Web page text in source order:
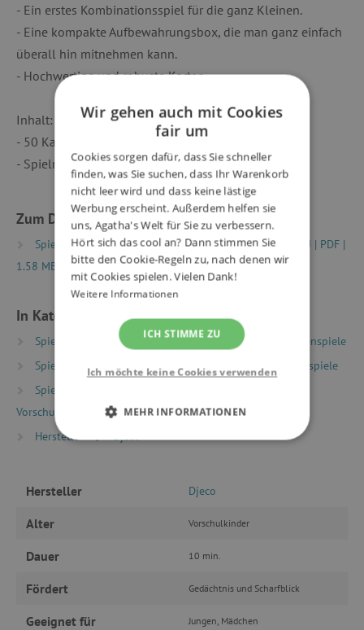
- Ein erstes Kombinationsspiel für die ganz Kleinen.
- Eine kompakte Aufbewahrungsbox, die man ganz einfach
überall hin mitnehmen kann.
- Hochwertige und robuste Karten.
Inhalt:
- 50 Karten
- Spielregeln in 10 Sprachen
Zum Download
Spielregeln|Game rules FR-EN-DE-ES-IT-PT-NL-SV-DA-RU | PDF |
1.58 MB
In Kategorien eingeteilt
Spielzeug nach Typ Gesellschaftsspiele
Kartenspiele
Spielzeug nach Typ
Gesellschaftsspiele
Reisespiele
Spielzeug nach Alter
Vorschulkinder (Alter 5+)
Hersteller
Hersteller Djeco
Alter Vorschulkinder
Dauer 10 min.
Fördert Gedächtnis und Scharfblick
Geeignet für Jungen, Mädchen
Wir gehen auch mit Cookies
fair um
Cookies sorgen dafür, dass Sie schneller
finden, was Sie suchen, dass Ihr Warenkorb
nicht leer wird und dass keine lästige
Werbung erscheint. Außerdem helfen sie
uns, Agatha's Welt für Sie zu verbessern.
Hört sich das cool an? Dann stimmen Sie
bitte den Cookie-Regeln zu, nach denen wir
mit Cookies spielen. Vielen Dank!
Weitere Informationen
ICH STIMME ZU
Ich möchte keine Cookies verwenden
MEHR INFORMATIONEN
UNBEDINGT ERFORDERLICH
FUNKTIONALITÄT